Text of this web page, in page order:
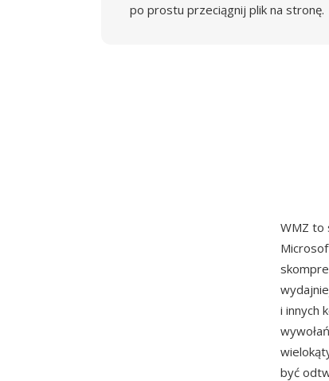
po prostu przeciągnij plik na stronę.
WMZ to
i innych
być